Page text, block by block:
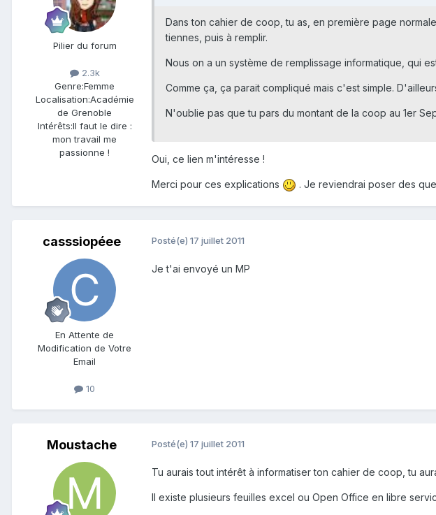
Pilier du forum
2.3k
Genre:Femme
Localisation:Académie
de Grenoble
Intérêts:Il faut le dire :
mon travail me
passionne !
Dans ton cahier de coop, tu as, en première page
tiennes, puis à remplir.
Nous on a un système de remplissage informatique, qui
Comme ça, ça parait compliqué mais c'est simple.
N'oublie pas que tu pars du montant de la coop au 1er
Oui, ce lien m'intéresse !
Merci pour ces explications . Je reviendrai poser des
casssiopéee
En Attente de
Modification de Votre
Email
10
Posté(e) 17 juillet 2011
Je t'ai envoyé un MP
Moustache Posté(e) 17 juillet 2011
Tu aurais tout intérêt à informatiser ton cahier de coop, tu
Il existe plusieurs feuilles excel ou Open Office en libre